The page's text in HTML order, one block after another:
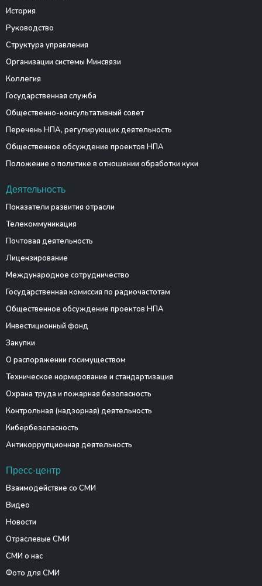
История
Руководство
Структура управления
Организации системы Минсвязи
Коллегия
Государственная служба
Общественно-консультативный совет
Перечень НПА, регулирующих деятельность
Общественное обсуждение проектов НПА
Положение о политике в отношении обработки куки
Деятельность
Показатели развития отрасли
Телекоммуникация
Почтовая деятельность
Лицензирование
Международное сотрудничество
Государственная комиссия по радиочастотам
Общественное обсуждение проектов НПА
Инвестиционный фонд
Закупки
О распоряжении госимуществом
Техническое нормирование и стандартизация
Охрана труда и пожарная безопасность
Контрольная (надзорная) деятельность
Кибербезопасность
Антикоррупционная деятельность
Пресс-центр
Взаимодействие со СМИ
Видео
Новости
Отраслевые СМИ
СМИ о нас
Фото для СМИ